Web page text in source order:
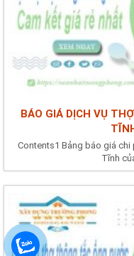
BÁO GIÁ DỊCH VỤ
Contents1 Bảng báo giá
Tĩnh